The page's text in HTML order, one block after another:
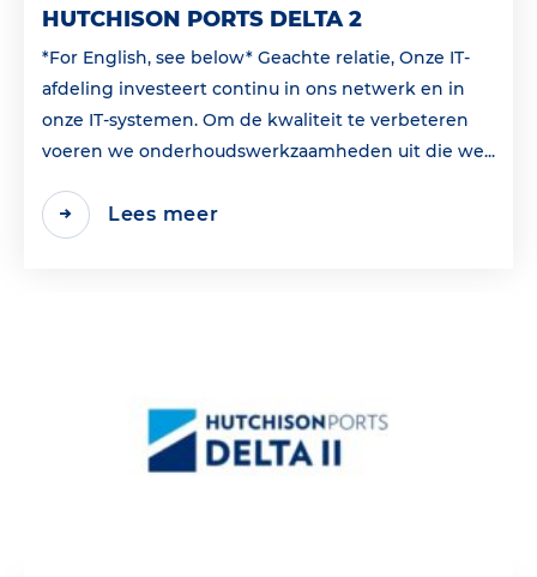
HUTCHISON PORTS DELTA 2
*For English, see below* Geachte relatie, Onze IT-
afdeling investeert continu in ons netwerk en in
onze IT-systemen. Om de kwaliteit te verbeteren
voeren we onderhoudswerkzaamheden uit die we...
Lees meer